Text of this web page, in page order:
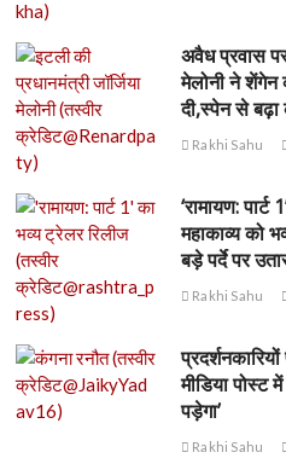
अवैध प्रवास
मेलोनी ने शेंगेन
दी,स्पेन से
Rakhi Sahu
‘रामायण:
महाकाव्य को
बड़े पर्दे पर
Rakhi Sahu
मीडिया पोस्ट
पड़ेगा’
Rakhi Sahu